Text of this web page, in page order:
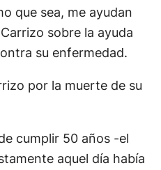
que sea, me ayudan
sobre la ayuda
su enfermedad.
por la muerte de su
cumplir 50 años -el
aquel día había